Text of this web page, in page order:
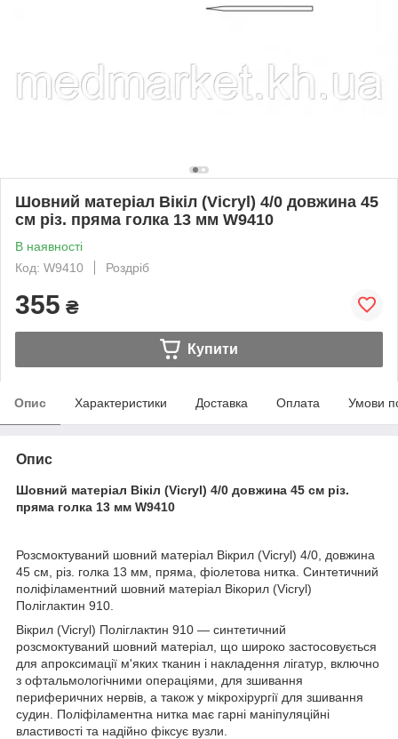
Шовний матеріал Вікіл (Vicryl) 4/0 довжина 45
см різ. пряма голка 13 мм W9410
В наявності
Код: W9410
Роздріб
355 ₴
Купити
Опис Характеристики Доставка Оплата Умови
Опис
Шовний матеріал Вікіл (Vicryl) 4/0 довжина 45 см різ.
пряма голка 13 мм W9410
Розсмоктуваний шовний матеріал Вікрил (Vicryl) 4/0, довжина
45 см, різ. голка 13 мм, пряма, фіолетова нитка. Синтетичний
поліфіламентний шовний матеріал Вікорил (Vicryl)
Поліглактин 910.
Вікрил (Vicryl) Поліглактин 910 — синтетичний
розсмоктуваний шовний матеріал, що широко застосовується
для апроксимації м'яких тканин і накладення лігатур, включно
з офтальмологічними операціями, для зшивання
периферичних нервів, а також у мікрохірургії для зшивання
судин. Поліфіламентна нитка має гарні маніпуляційні
властивості та надійно фіксує вузли.